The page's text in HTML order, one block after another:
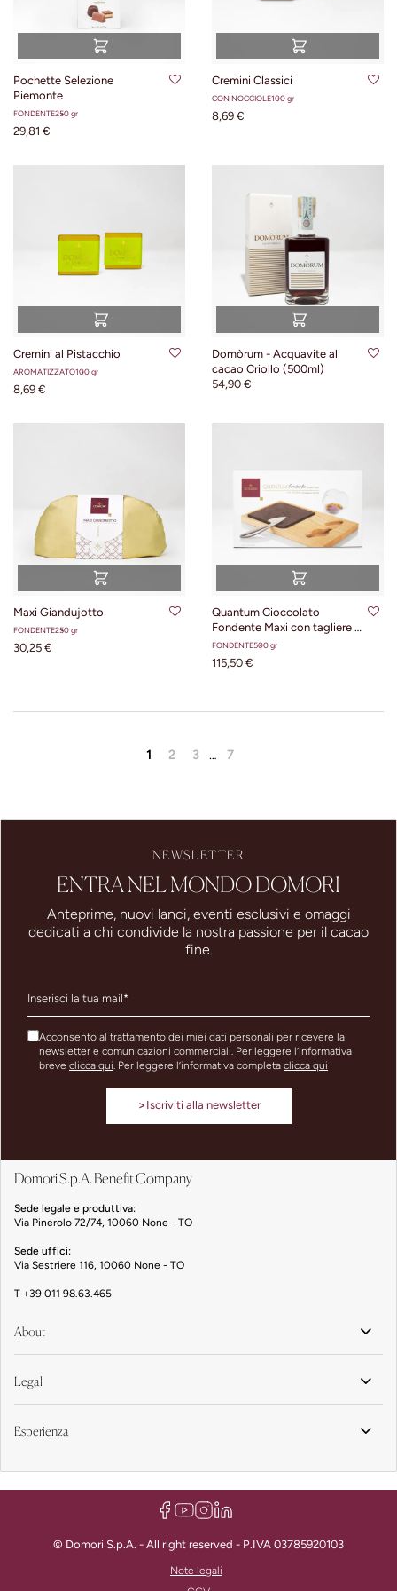
Pochette Selezione
Piemonte
FONDENTE250 gr
29,81 €
Cremini Classici
CON NOCCIOLE100 gr
8,69 €
Cremini al Pistacchio
AROMATIZZATO100 gr
8,69 €
Domòrum - Acquavite al
cacao Criollo (500ml)
54,90 €
Maxi Giandujotto
FONDENTE250 gr
30,25 €
Quantum Cioccolato
Fondente Maxi con tagliere e
coltello
FONDENTE500 gr
115,50 €
1 2 3 … 7
Domori S.p.A. Benefit Company
Sede legale e produttiva:
Via Pinerolo 72/74, 10060 None - TO
Sede uffici:
Via Sestriere 116, 10060 None - TO
T +39 011 98.63.465
About
Legal
Esperienza
NEWSLETTER
ENTRA NEL MONDO DOMORI
Anteprime, nuovi lanci, eventi esclusivi e omaggi
dedicati a chi condivide la nostra passione per il cacao
fine.
Acconsento al trattamento dei miei dati personali per ricevere la
newsletter e comunicazioni commerciali. Per leggere l’informativa
breve clicca qui. Per leggere l’informativa completa clicca qui
> Iscriviti alla newsletter
© Domori S.p.A. - All right reserved - P.IVA 03785920103
Note legali